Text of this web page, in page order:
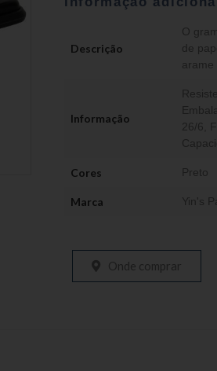
Descrição
O
de
arame
Informação
26/6,
Cores Preto
Marca Yin's
Onde comprar